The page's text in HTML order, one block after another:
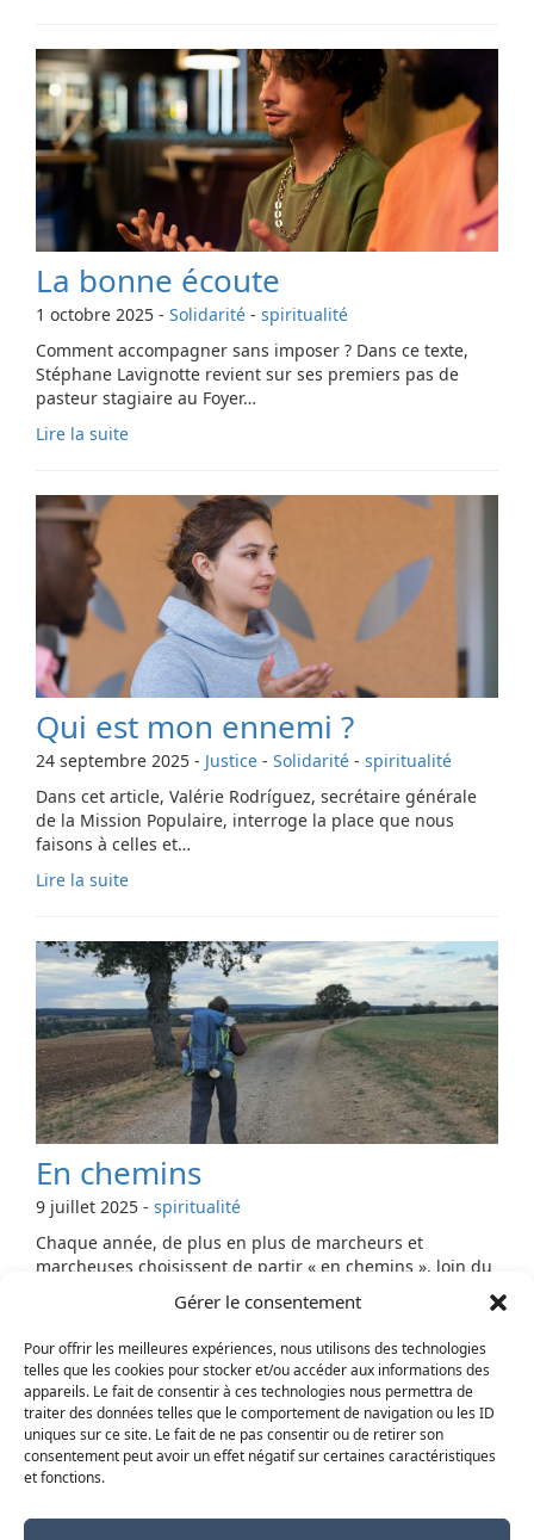
Gérer le consentement
Pour offrir les meilleures expériences, nous utilisons des technologies
telles que les cookies pour stocker et/ou accéder aux informations des
appareils. Le fait de consentir à ces technologies nous permettra de
traiter des données telles que le comportement de navigation ou les ID
uniques sur ce site. Le fait de ne pas consentir ou de retirer son
consentement peut avoir un effet négatif sur certaines caractéristiques
et fonctions.
La bonne écoute
1 octobre 2025 - Solidarité - spiritualité
Comment accompagner sans imposer ? Dans ce texte,
Stéphane Lavignotte revient sur ses premiers pas de
pasteur stagiaire au Foyer…
Lire la suite
Qui est mon ennemi ?
24 septembre 2025 - Justice - Solidarité - spiritualité
Dans cet article, Valérie Rodríguez, secrétaire générale
de la Mission Populaire, interroge la place que nous
faisons à celles et…
Lire la suite
En chemins
9 juillet 2025 - spiritualité
Chaque année, de plus en plus de marcheurs et
marcheuses choisissent de partir « en chemins », loin du
tumulte des plages bondées et du tourisme de masse.
Randonnée, écologie, quête de sens… Des aventures
estivales qui nous invitent à réfléchir à ce que signifie
vraiment « marcher léger ».
Lire la suite